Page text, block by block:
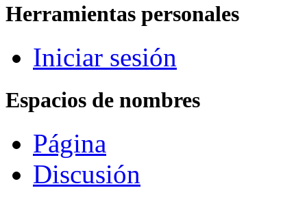
Herramientas personales
Iniciar sesión
Espacios de nombres
Página
Discusión